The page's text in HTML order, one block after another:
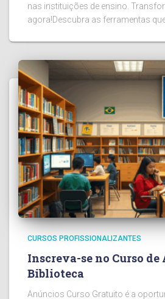
nas instituições de ensino.
agora!Descubra as ferramentas
CURSOS PROFISSIONALIZANTES
Inscreva-se no Curso
Biblioteca
Anúncios Curso Gratuito é a